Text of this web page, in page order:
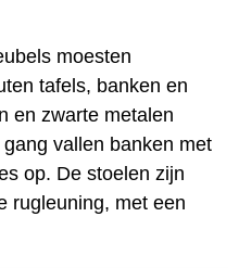
moesten
tafels, banken en
en zwarte metalen
vallen banken met
op. De stoelen zijn
rugleuning, met een